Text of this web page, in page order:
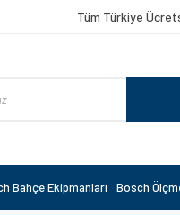
Tüm Türkiye
Bahçe Ekipmanları Bosch